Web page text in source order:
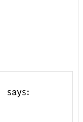
says: